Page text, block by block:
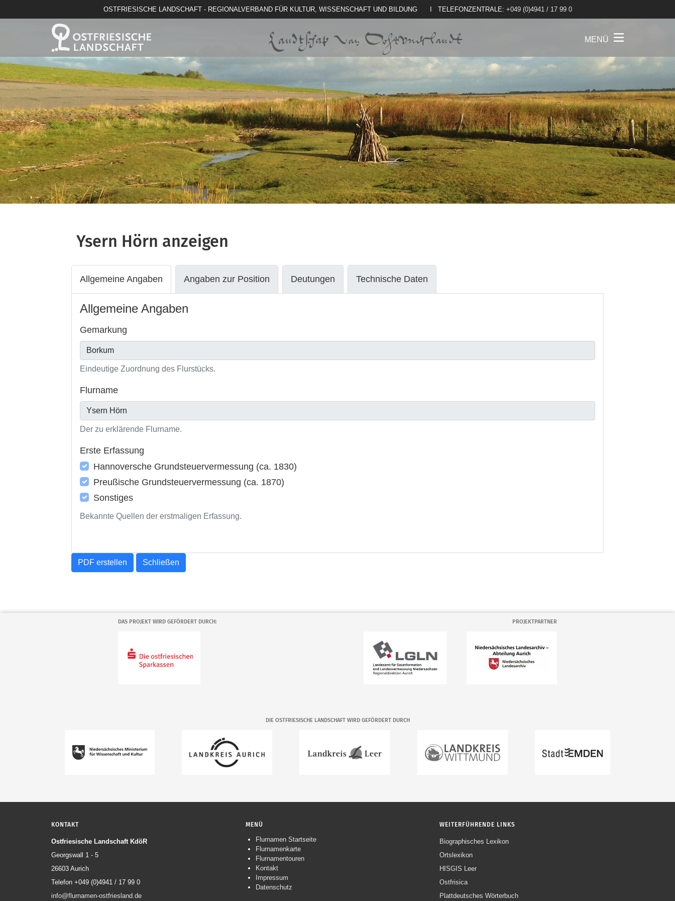
OSTFRIESISCHE LANDSCHAFT - REGIONALVERBAND FÜR KULTUR, WISSENSCHAFT UND BILDUNG I TELEFONZENTRALE: +049 (0)4941 / 17 99 0
MENÜ
Ysern Hörn anzeigen
Allgemeine Angaben Angaben zur Position Deutungen Technische Daten
Allgemeine Angaben
Gemarkung
Eindeutige Zuordnung des Flurstücks.
Flurname
Der zu erklärende Flurname.
Erste Erfassung
Hannoversche Grundsteuervermessung (ca. 1830)
Preußische Grundsteuervermessung (ca. 1870)
Sonstiges
Bekannte Quellen der erstmaligen Erfassung.
PDF erstellen Schließen
DAS PROJEKT WIRD GEFÖRDERT DURCH: PROJEKTPARTNER
DIE OSTFRIESISCHE LANDSCHAFT WIRD GEFÖRDERT DURCH
KONTAKT
Ostfriesische Landschaft KdöR
Georgswall 1 - 5
26603 Aurich
Telefon +049 (0)4941 / 17 99 0
info@flurnamen-ostfriesland.de
MENÜ
Navigation
überspringen
Flurnamen Startseite
Flurnamenkarte
Flurnamentouren
Kontakt
Impressum
Datenschutz
WEITERFÜHRENDE LINKS
Biographisches Lexikon
Ortslexikon
HISGIS Leer
Ostfrisica
Plattdeutsches Wörterbuch